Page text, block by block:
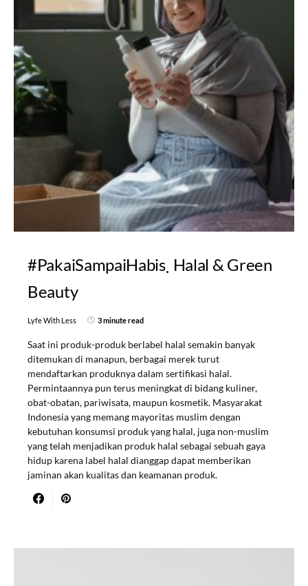
#PakaiSampaiHabis Halal & Green
Beauty
Lyfe With Less 3 minute read
Saat ini produk-produk berlabel halal semakin banyak
ditemukan di manapun, berbagai merek turut
mendaftarkan produknya dalam sertifikasi halal.
Permintaannya pun terus meningkat di bidang kuliner,
obat-obatan, pariwisata, maupun kosmetik. Masyarakat
Indonesia yang memang mayoritas muslim dengan
kebutuhan konsumsi produk yang halal, juga non-muslim
yang telah menjadikan produk halal sebagai sebuah gaya
hidup karena label halal dianggap dapat memberikan
jaminan akan kualitas dan keamanan produk.